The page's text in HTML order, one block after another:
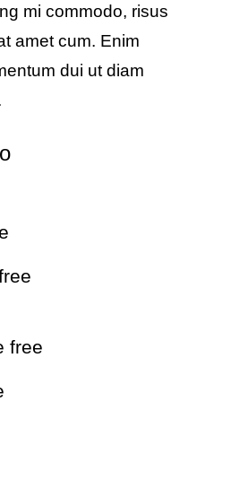
mi commodo, risus
amet cum. Enim
dui ut diam
free